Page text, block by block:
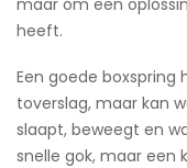
heeft.
Een goede boxspring
toverslag, maar kan
slaapt, beweegt en
snelle gok, maar een